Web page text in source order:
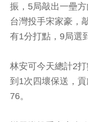
振，5局敲出一壘
台灣投手宋家豪，
有1分打點，9局選
林安可今天總計2
到1次四壞保送，
76。